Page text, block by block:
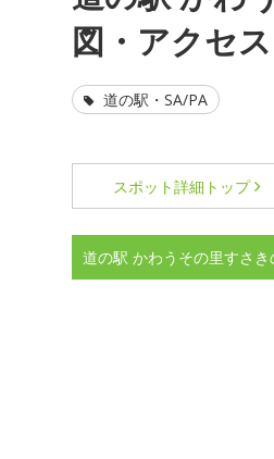
図・アクセス
道の駅・SA/PA
スポット詳細 トップ
道の駅 かわうその里すさ